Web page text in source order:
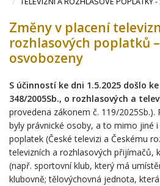
Změny v placení
rozhlasových poplatků
osvobozeny
S účinností ke dni 1.5.2025 došlo
348/2005Sb., o rozhlasových a
provedena zákonem č. 119/
byly právnické osoby, a to mimo jiné
poplatek (České televizi a Českému
televizních a rozhlasových přijímačů,
(např. sportovní klub, který má
klubovně; tělovýchovná jednota,